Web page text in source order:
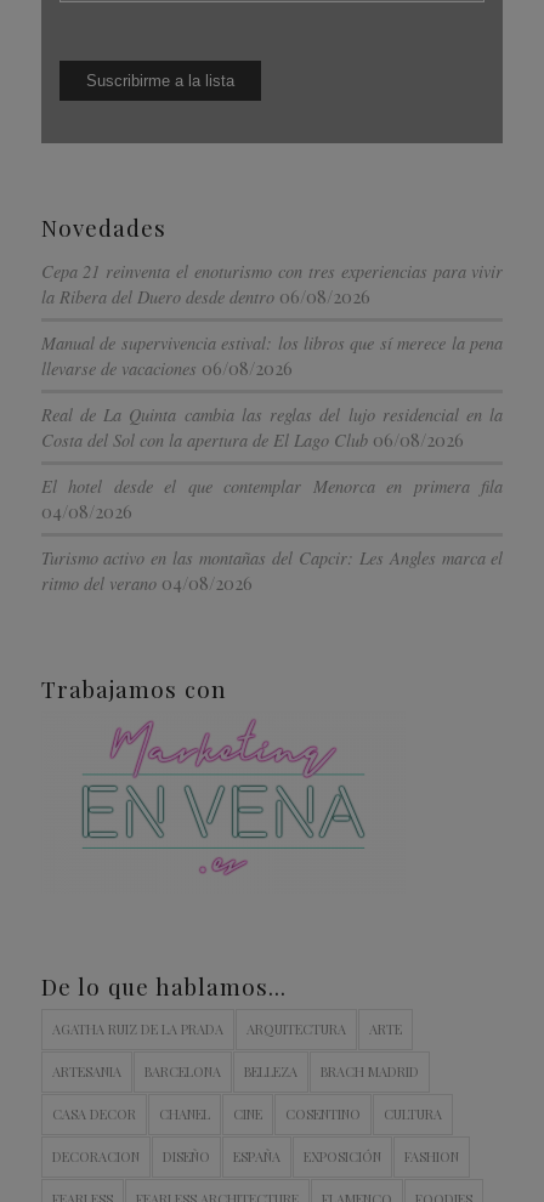
Novedades
Cepa 21 reinventa el enoturismo con tres experiencias para vivir
la Ribera del Duero desde dentro 06/08/2026
Manual de supervivencia estival: los libros que sí merece la pena
llevarse de vacaciones 06/08/2026
Real de La Quinta cambia las reglas del lujo residencial en la
Costa del Sol con la apertura de El Lago Club 06/08/2026
El hotel desde el que contemplar Menorca en primera fila
04/08/2026
Turismo activo en las montañas del Capcir: Les Angles marca el
ritmo del verano 04/08/2026
Trabajamos con
De lo que hablamos…
AGATHA RUIZ DE LA PRADA ARQUITECTURA ARTE
ARTESANIA BARCELONA BELLEZA BRACH MADRID
CASA DECOR CHANEL CINE COSENTINO CULTURA
DECORACION DISEÑO ESPAÑA EXPOSICIÓN FASHION